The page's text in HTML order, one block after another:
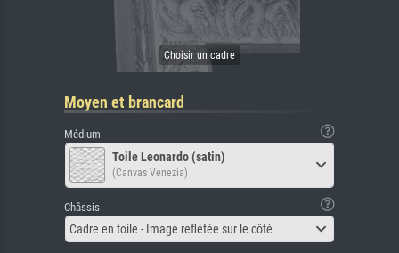
Moyen et brancard
Médium
Toile Leonardo (satin)
(Canvas Venezia)
Châssis
Cadre en toile - Image reflétée sur le côté